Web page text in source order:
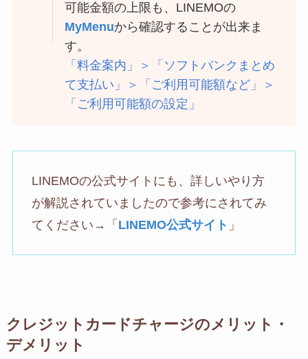
可能金額の上限も、LINEMOの
MyMenuから確認することが出来ま
す。
「料金案内」＞「ソフトバンクまとめ
て支払い」＞「ご利用可能額など」＞
「ご利用可能額の設定」
LINEMOの公式サイトにも、詳しいやり方
が解説されていましたので参考にされてみ
てください→「 LINEMO公式サイト 」
クレジットカードチャージのメリット・
デメリット